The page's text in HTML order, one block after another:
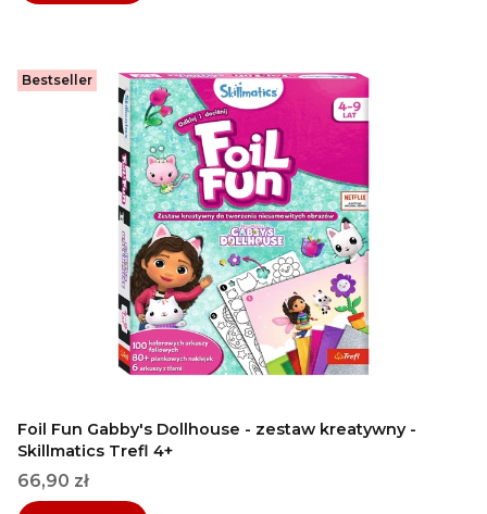
Bestseller
Foil Fun Gabby's Dollhouse - zestaw kreatywny -
Skillmatics Trefl 4+
Cena
66,90 zł